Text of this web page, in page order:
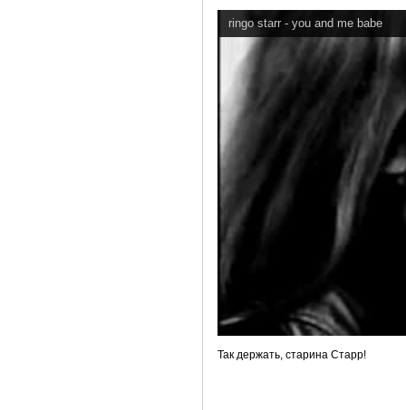
ringo starr - you and me babe
Так держать, старина Старр!